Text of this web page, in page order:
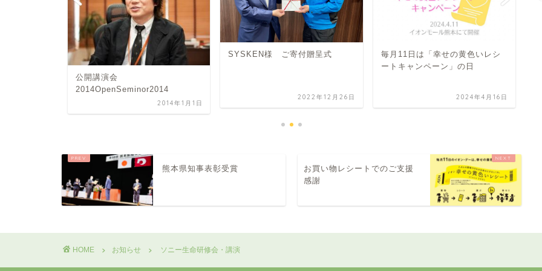
公開講演会
2014OpenSeminor2014
2014年1月1日
SYSKEN様 ご寄付贈呈式
2022年12月26日
毎月11日は「幸せの黄色いレシ
ートキャンペーン」の日
2024年4月16日
熊本県知事表彰受賞
お買い物レシートでのご支援
感謝
HOME お知らせ ソニー生命研修会・講演